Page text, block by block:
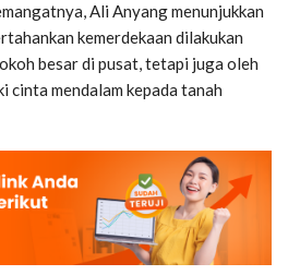
Ali Anyang menunjukkan
kemerdekaan dilakukan
besar di pusat, tetapi juga oleh
cinta mendalam kepada tanah